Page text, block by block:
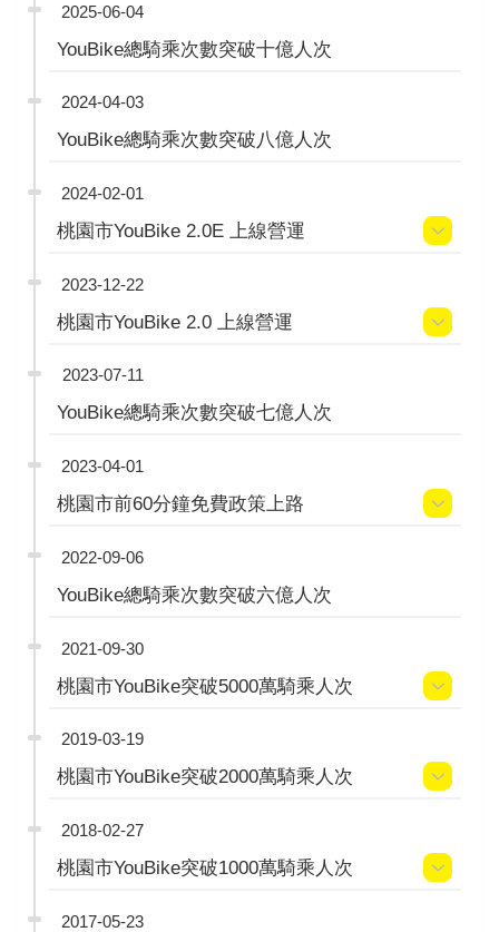
2025-06-04
YouBike總騎乘次數突破十億人次
2024-04-03
YouBike總騎乘次數突破八億人次
2024-02-01
桃園市YouBike 2.0E 上線營運
2023-12-22
桃園市YouBike 2.0 上線營運
2023-07-11
YouBike總騎乘次數突破七億人次
2023-04-01
桃園市前60分鐘免費政策上路
2022-09-06
YouBike總騎乘次數突破六億人次
2021-09-30
桃園市YouBike突破5000萬騎乘人次
2019-03-19
桃園市YouBike突破2000萬騎乘人次
2018-02-27
桃園市YouBike突破1000萬騎乘人次
2017-05-23